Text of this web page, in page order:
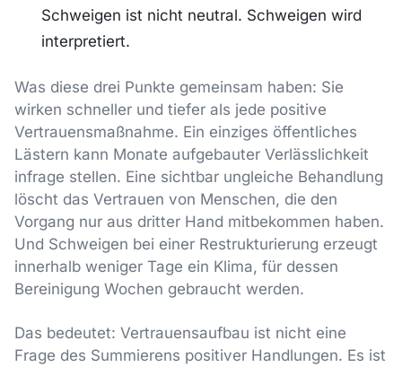
Schweigen ist nicht neutral. Schweigen wird
interpretiert.
Was diese drei Punkte gemeinsam haben: Sie
wirken schneller und tiefer als jede positive
Vertrauensmaßnahme. Ein einziges öffentliches
Lästern kann Monate aufgebauter Verlässlichkeit
infrage stellen. Eine sichtbar ungleiche Behandlung
löscht das Vertrauen von Menschen, die den
Vorgang nur aus dritter Hand mitbekommen haben.
Und Schweigen bei einer Restrukturierung erzeugt
innerhalb weniger Tage ein Klima, für dessen
Bereinigung Wochen gebraucht werden.
Das bedeutet: Vertrauensaufbau ist nicht eine
Frage des Summierens positiver Handlungen. Es ist